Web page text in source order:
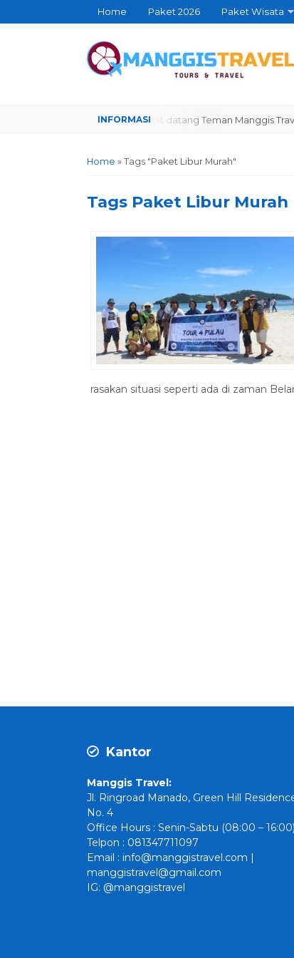
Home Paket 2026 Paket Wisata
Selamat datang Teman Manggis Travel
Home » Tags "Paket Libur Murah"
Tags Paket Libur Murah
rasakan situasi seperti ada di zaman
Kantor
Manggis Travel:
Jl. Ringroad Manado, Green Hill
No. 4
Office Hours : Senin-Sabtu (08:00 –
Telpon : 081347711097
Email : info@manggistravel.com |
manggistravel@gmail.com
IG: @manggistravel